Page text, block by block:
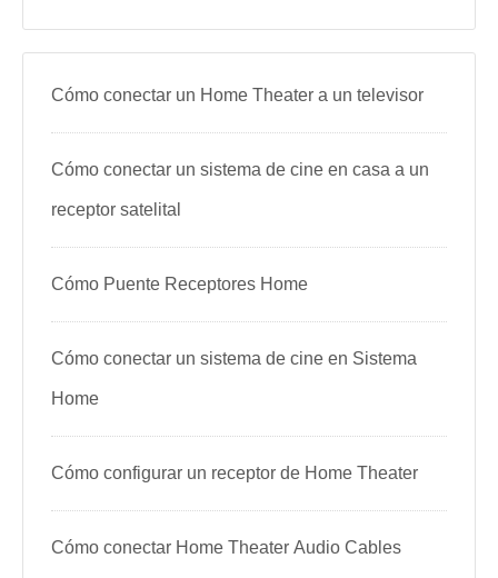
Cómo conectar un Home Theater a un televisor
Cómo conectar un sistema de cine en casa a un
receptor satelital
Cómo Puente Receptores Home
Cómo conectar un sistema de cine en Sistema
Home
Cómo configurar un receptor de Home Theater
Cómo conectar Home Theater Audio Cables